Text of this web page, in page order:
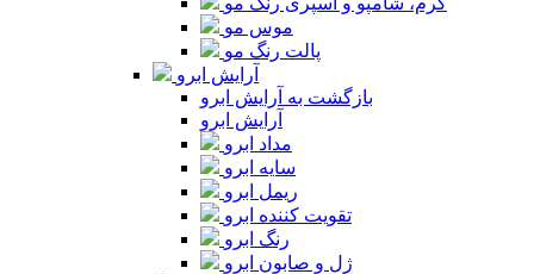
موس مو
پالت رنگ مو
آرایش ابرو
بازگشت به آرایش ابرو
آرایش ابرو
مداد ابرو
سایه ابرو
ریمل ابرو
تقویت کننده ابرو
رنگ ابرو
ژل و صابون ابرو